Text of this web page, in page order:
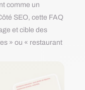
comme un
SEO, cette FAQ
et cible des
» ou « restaurant